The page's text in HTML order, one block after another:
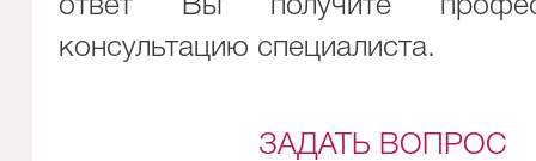
ответ Вы получите
консультацию специалиста.
ЗАДАТЬ ВОПРОС